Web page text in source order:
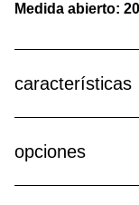
Medida abierto:
características
opciones